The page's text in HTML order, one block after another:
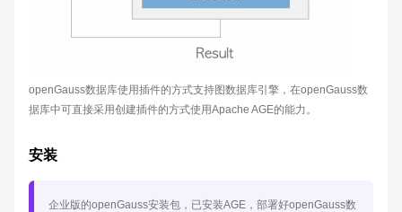
openGauss数据库使用插件的方式支持图数据库引擎，在openGauss数
据库中可直接采用创建插件的方式使用Apache AGE的能力。
安装
企业版的openGauss安装包，已安装AGE，部署好openGauss数